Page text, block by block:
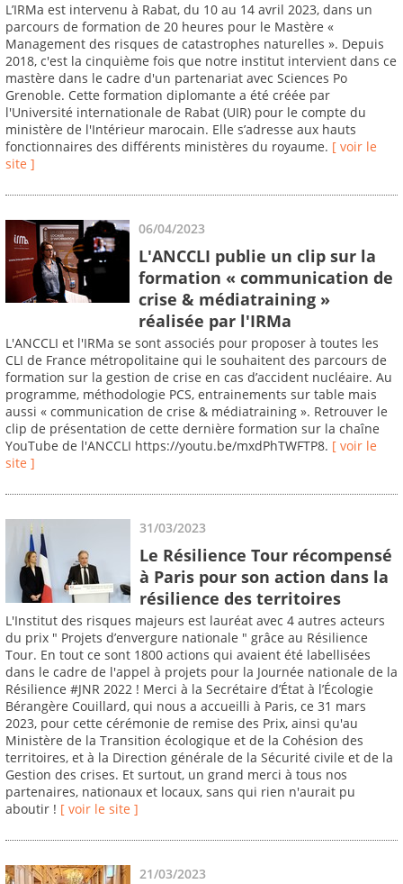
L’IRMa est intervenu à Rabat, du 10 au 14 avril 2023, dans un
parcours de formation de 20 heures pour le Mastère «
Management des risques de catastrophes naturelles ». Depuis
2018, c'est la cinquième fois que notre institut intervient dans ce
mastère dans le cadre d'un partenariat avec Sciences Po
Grenoble. Cette formation diplomante a été créée par
l'Université internationale de Rabat (UIR) pour le compte du
ministère de l'Intérieur marocain. Elle s’adresse aux hauts
fonctionnaires des différents ministères du royaume. [ voir le
site ]
06/04/2023
L'ANCCLI publie un clip sur la
formation « communication de
crise & médiatraining »
réalisée par l'IRMa
L'ANCCLI et l'IRMa se sont associés pour proposer à toutes les
CLI de France métropolitaine qui le souhaitent des parcours de
formation sur la gestion de crise en cas d’accident nucléaire. Au
programme, méthodologie PCS, entrainements sur table mais
aussi « communication de crise & médiatraining ». Retrouver le
clip de présentation de cette dernière formation sur la chaîne
YouTube de l'ANCCLI https://youtu.be/mxdPhTWFTP8. [ voir le
site ]
31/03/2023
Le Résilience Tour récompensé
à Paris pour son action dans la
résilience des territoires
L'Institut des risques majeurs est lauréat avec 4 autres acteurs
du prix " Projets d’envergure nationale " grâce au Résilience
Tour. En tout ce sont 1800 actions qui avaient été labellisées
dans le cadre de l'appel à projets pour la Journée nationale de la
Résilience #JNR 2022 ! Merci à la Secrétaire d’État à l’Écologie
Bérangère Couillard, qui nous a accueilli à Paris, ce 31 mars
2023, pour cette cérémonie de remise des Prix, ainsi qu'au
Ministère de la Transition écologique et de la Cohésion des
territoires, et à la Direction générale de la Sécurité civile et de la
Gestion des crises. Et surtout, un grand merci à tous nos
partenaires, nationaux et locaux, sans qui rien n'aurait pu
aboutir ! [ voir le site ]
21/03/2023